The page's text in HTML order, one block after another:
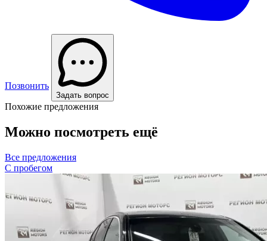
Позвонить
Задать вопрос
Похожие предложения
Можно посмотреть ещё
Все предложения
С пробегом